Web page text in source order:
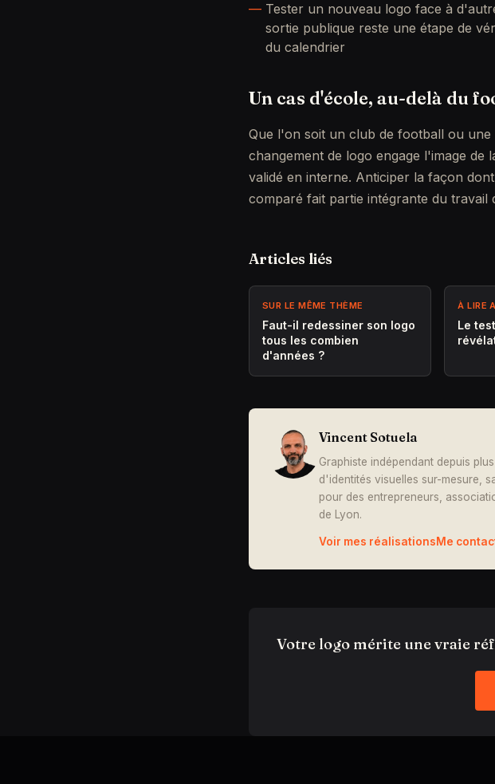
Tester un nouveau logo face à
sortie publique reste une étape de
du calendrier
Un cas d'école, au-delà du
Que l'on soit un club de football ou
changement de logo engage l'image
validé en interne. Anticiper la façon
comparé fait partie intégrante du
Articles liés
SUR LE MÊME THÈME
Faut-il redessiner son logo
tous les combien
d'années ?
À LIRE
Le
Vincent Sotuela
Graphiste indépendant depuis
d'identités visuelles sur-mesure,
pour des entrepreneurs,
de Lyon.
Voir mes réalisationsMe
Votre logo mérite une vraie